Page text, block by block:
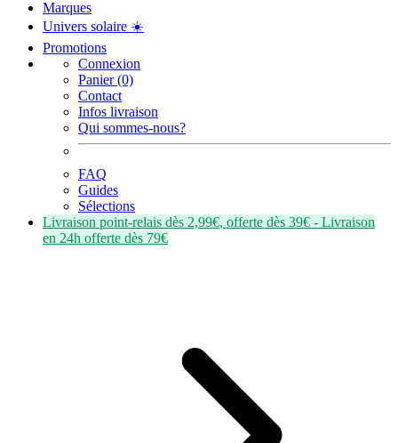
Marques
Univers solaire ☀️
Promotions
Connexion
Panier (0)
Contact
Infos livraison
Qui sommes-nous?
FAQ
Guides
Sélections
Livraison point-relais dès 2,99€, offerte dès 39€ - Livraison
en 24h offerte dès 79€